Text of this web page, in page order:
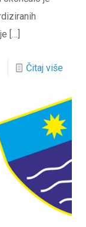
[…]
Čitaj više